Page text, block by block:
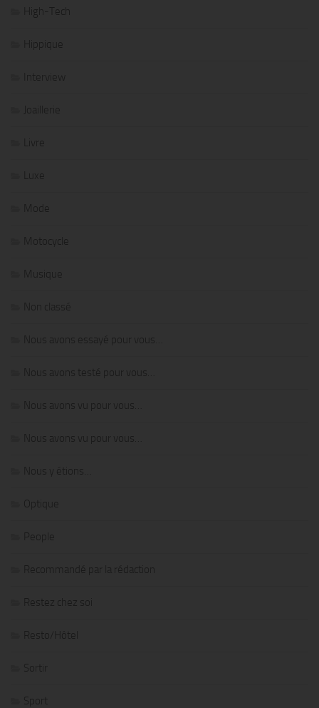
High-Tech
Hippique
Interview
Joaillerie
Livre
Luxe
Mode
Motocycle
Musique
Non classé
Nous avons essayé pour vous…
Nous avons testé pour vous…
Nous avons vu pour vous…
Nous avons vu pour vous…
Nous y étions…
Optique
People
Recommandé par la rédaction
Restez chez soi
Resto/Hôtel
Sortir
Sport